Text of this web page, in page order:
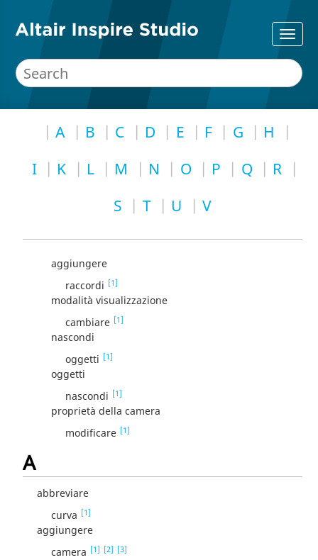
A B C D E F G
H
I
K L M N O P Q
R
S
T U V
aggiungere
raccordi [1]
modalità visualizzazione
cambiare [1]
nascondi
oggetti [1]
oggetti
nascondi [1]
proprietà della camera
modificare [1]
A
abbreviare
curva [1]
aggiungere
camera [1] [2] [3]